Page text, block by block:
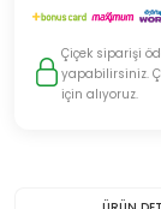
Çiçek siparişi
yapabilirsiniz.
için alıyoruz.